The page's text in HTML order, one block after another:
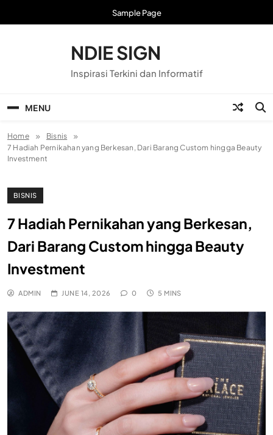
Sample Page
NDIE SIGN
Inspirasi Terkini dan Informatif
MENU
Home
Bisnis
7 Hadiah Pernikahan yang Berkesan, Dari Barang Custom hingga Beauty
Investment
BISNIS
7 Hadiah Pernikahan yang Berkesan,
Dari Barang Custom hingga Beauty
Investment
ADMIN JUNE 14, 2026 0 5 MINS